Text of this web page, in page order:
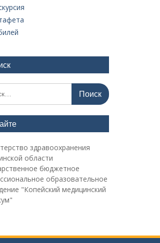
здравоохранения
области
бюджетное
образовательное
"Копейский медицинский